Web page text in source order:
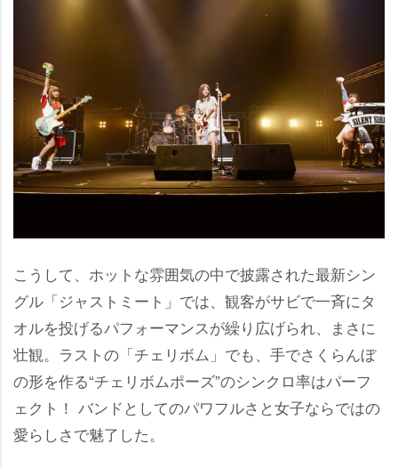
こうして、ホットな雰囲気の中で披露された最新シン
グル「ジャストミート」では、観客がサビで一斉にタ
オルを投げるパフォーマンスが繰り広げられ、まさに
壮観。ラストの「チェリボム」でも、手でさくらんぼ
の形を作る“チェリボムポーズ”のシンクロ率はパーフ
ェクト！ バンドとしてのパワフルさと女子ならではの
愛らしさで魅了した。